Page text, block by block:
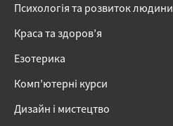
Психологія та розвиток людини
Краса та здоров’я
Езотерика
Комп’ютерні курси
Дизайн і мистецтво